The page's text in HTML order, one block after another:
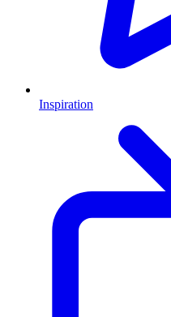
Inspiration